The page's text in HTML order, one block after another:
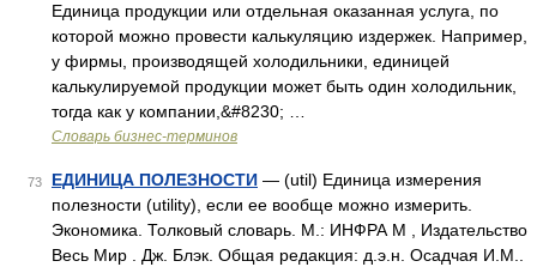
Единица продукции или отдельная оказанная услуга, по
которой можно провести калькуляцию издержек. Например,
у фирмы, производящей холодильники, единицей
калькулируемой продукции может быть один холодильник,
тогда как у компании,&#8230; …
Словарь бизнес-терминов
73 ЕДИНИЦА ПОЛЕЗНОСТИ — (util) Единица измерения
полезности (utility), если ее вообще можно измерить.
Экономика. Толковый словарь. М.: ИНФРА М , Издательство
Весь Мир . Дж. Блэк. Общая редакция: д.э.н. Осадчая И.М..